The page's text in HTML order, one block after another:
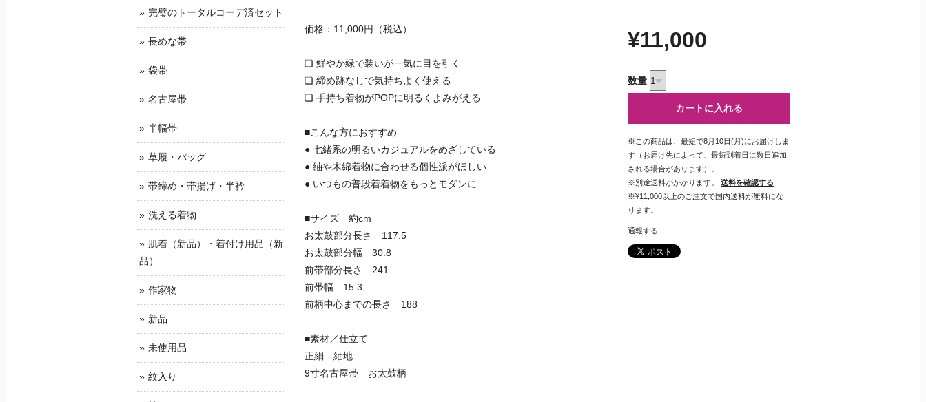
価格：11,000円（税込）
❏ 鮮やか緑で装いが一気に目を引く
❏ 締め跡なしで気持ちよく使える
❏ 手持ち着物がPOPに明るくよみがえる
■こんな方におすすめ
● 七緒系の明るいカジュアルをめざしている
● 紬や木綿着物に合わせる個性派がほしい
● いつもの普段着着物をもっとモダンに
■サイズ 約cm
お太鼓部分長さ 117.5
お太鼓部分幅 30.8
前帯部分長さ 241
前帯幅 15.3
前柄中心までの長さ 188
■素材／仕立て
正絹 紬地
9寸名古屋帯 お太鼓柄
¥11,000
数量
カートに入れる
※この商品は、最短で8月10日(月)にお届けしま
す（お届け先によって、最短到着日に数日追加
される場合があります）。
※別途送料がかかります。
送料を確認する
※¥11,000以上のご注文で国内送料が無料にな
ります。
通報する
完璧のトータルコーデ済セット
長めな帯
袋帯
名古屋帯
半幅帯
草履・バッグ
帯締め・帯揚げ・半衿
洗える着物
肌着（新品）・着付け用品（新
品）
作家物
新品
未使用品
紋入り